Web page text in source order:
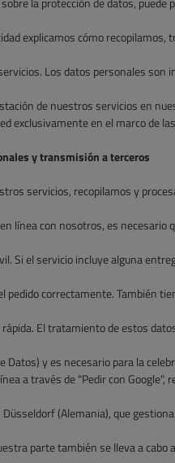
explicamos cómo
Los datos personales
de nuestros servicios en
exclusivamente en el marco de
y transmisión a terceros
servicios, recopilamos y
línea con nosotros, es
Si el servicio incluye alguna
pedido correctamente. También
El tratamiento de estos
Datos) y es necesario para la
a través de "Pedir con
(Alemania), que
parte también se lleva a cabo